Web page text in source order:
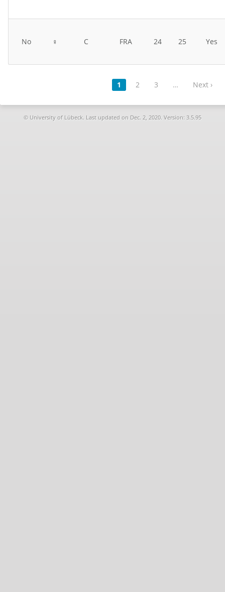
No ♀ C FRA 24 25 Yes
1 2 3 … Next ›
© University of Lübeck. Last updated on Dec. 2, 2020. Version: 3.5.95